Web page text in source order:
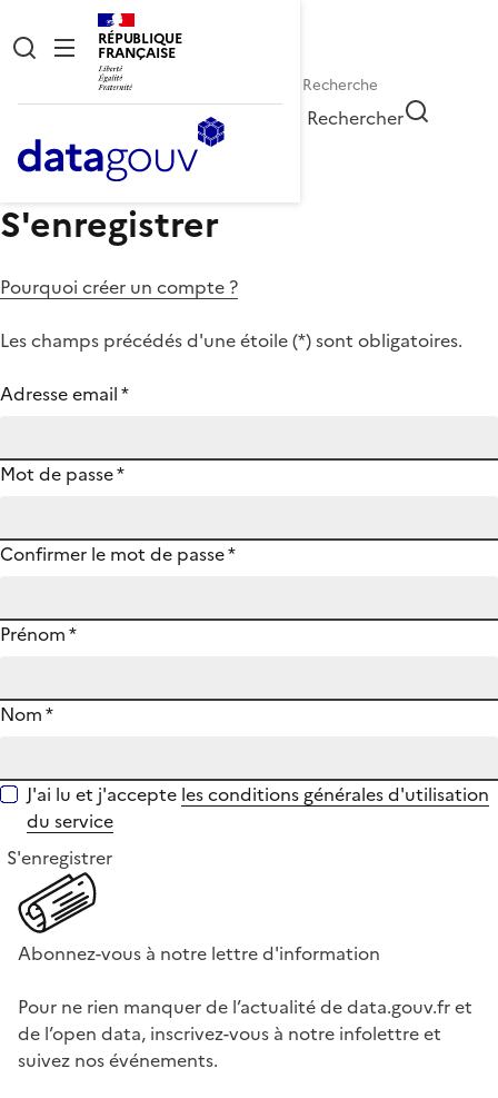
RÉPUBLIQUE
FRANÇAISE
Rechercher
S'enregistrer
Pourquoi créer un compte ?
Les champs précédés d'une étoile (*) sont obligatoires.
Adresse email*
Mot de passe*
Confirmer le mot de passe*
Prénom*
Nom*
J'ai lu et j'accepte les conditions générales d'utilisation
du service
S'enregistrer
Abonnez-vous à notre lettre d'information
Pour ne rien manquer de l’actualité de data.gouv.fr et
de l’open data, inscrivez-vous à notre infolettre et
suivez nos événements.